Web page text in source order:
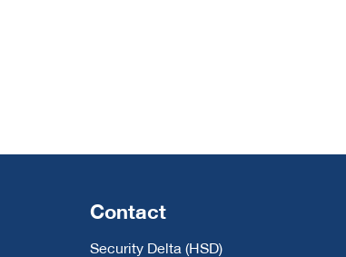
Contact
Security Delta (HSD)